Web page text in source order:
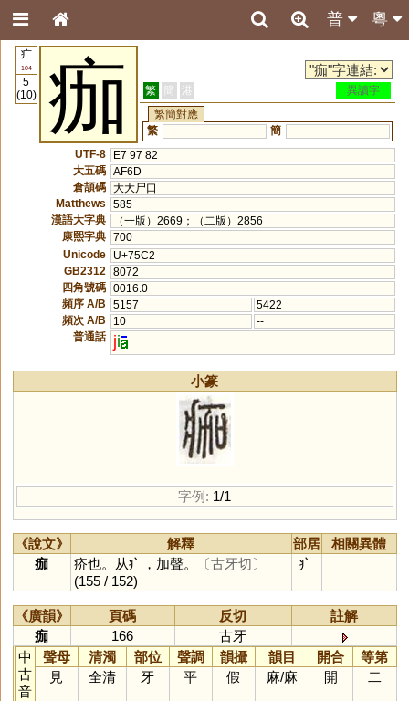
粵
普
疒
104
5
(10)
痂 繁 簡 港
異讀字
繁簡對應
繁
簡
UTF-8
E7 97 82
大五碼 AF6D
倉頡碼 大大尸口
Matthews
585
漢語大字典
（一版）2669；（二版）2856
康熙字典 700
Unicode
U+75C2
GB2312
8072
四角號碼 0016.0
頻序 A/B
5157
5422
頻次 A/B
10
--
普通話
ji
小篆
字例: 1/1
《說文》 解釋 部居
相關異體
痂
疥也。从疒，加聲。
〔古牙切〕
(155 / 152)
疒
《廣韻》 頁碼 反切
註解
痂
166
古牙
中
古
音
聲母 清濁 部位 聲調 韻攝 韻目 開合
等第
見
全清 牙 平 假 麻/麻 開 二